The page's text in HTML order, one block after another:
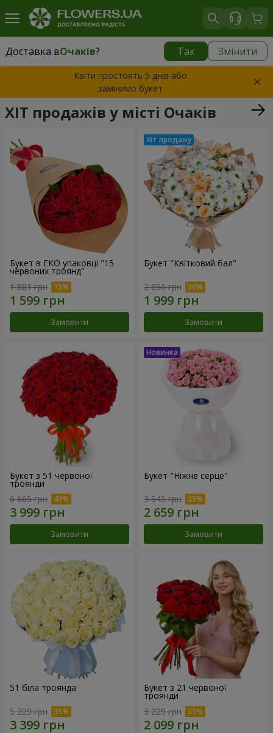
Доставка вОчаків? Так Змінити
Доставка вОчаків|
Квіти простоять 5 днів або
замінимо букет
ХІТ продажів у місті Очаків
Букет в ЕКО упаковці "15
червоних троянд"
1 881 грн
Замовити
Букет "Квітковий бал"
2 856 грн
Замовити
Букет з 51 червоної
троянди
6 665 грн
Замовити
Букет "Ніжне серце"
3 545 грн
Замовити
51 біла троянда
5 229 грн
Букет з 21 червоної
троянди
3 229 грн